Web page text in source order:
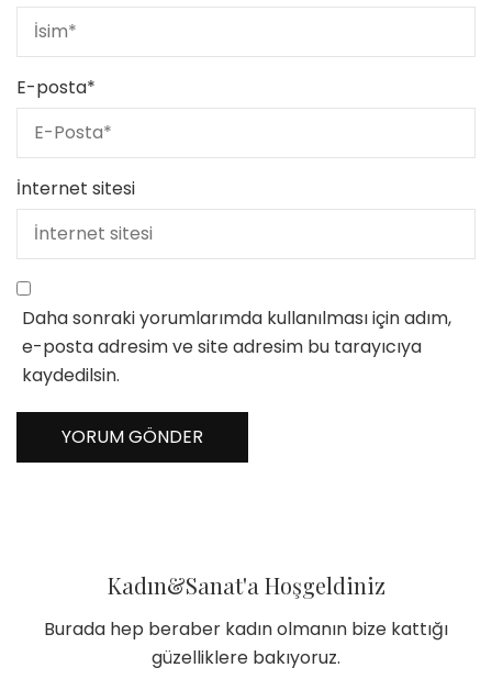
E-posta*
İnternet sitesi
Daha sonraki yorumlarımda kullanılması için adım,
e-posta adresim ve site adresim bu tarayıcıya
kaydedilsin.
Kadın&Sanat'a Hoşgeldiniz
Burada hep beraber kadın olmanın bize kattığı
güzelliklere bakıyoruz.